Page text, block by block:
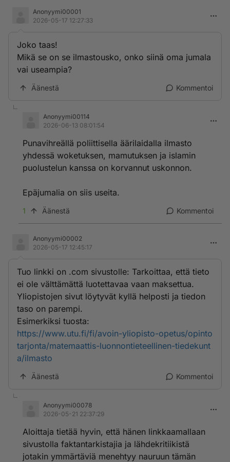
Anonyymi00001
2026-05-17 12:27:33
Joko taas!
Mikä se on se ilmastousko, onko siinä oma jumala
vai useampia?
Äänestä Kommentoi
Anonyymi00114
2026-06-13 08:01:54
Punavihreällä poliittisella äärilaidalla ilmasto
yhdessä woketuksen, mamutuksen ja islamin
puolustelun kanssa on korvannut uskonnon.
Epäjumalia on siis useita.
1 Äänestä Kommentoi
Anonyymi00002
2026-05-17 12:45:17
Tuo linkki on .com sivustolle: Tarkoittaa, että tieto
ei ole välttämättä luotettavaa vaan maksettua.
Yliopistojen sivut löytyvät kyllä helposti ja tiedon
taso on parempi.
Esimerkiksi tuosta:
https://www.utu.fi/fi/avoin-yliopisto-opetus/opinto
tarjonta/matemaattis-luonnontieteellinen-tiedekunt
a/ilmasto
Äänestä Kommentoi
Anonyymi00078
2026-05-21 22:37:29
Aloittaja tietää hyvin, että hänen linkkaamallaan
sivustolla faktantarkistajia ja lähdekritiikistä
jotakin ymmärtäviä menehtyy nauruun tämän